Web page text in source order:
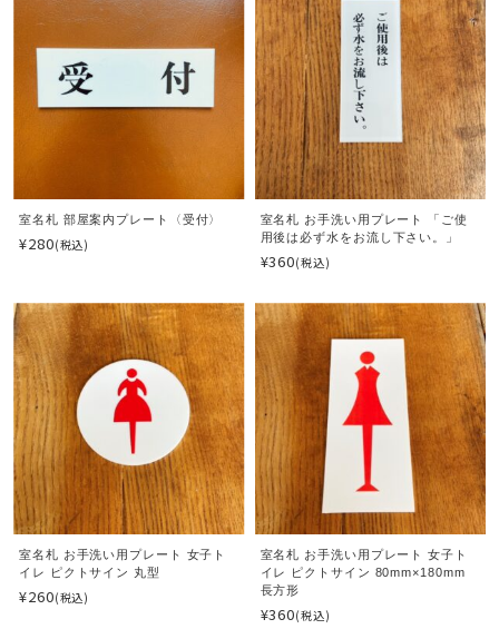
室名札 部屋案内プレート〈受付〉
¥280(税込)
室名札 お手洗い用プレート 「ご使
用後は必ず水をお流し下さい。」
¥360(税込)
室名札 お手洗い用プレート 女子ト
イレ ピクトサイン 丸型
¥260(税込)
室名札 お手洗い用プレート 女子ト
イレ ピクトサイン 80mm×180mm
長方形
¥360(税込)